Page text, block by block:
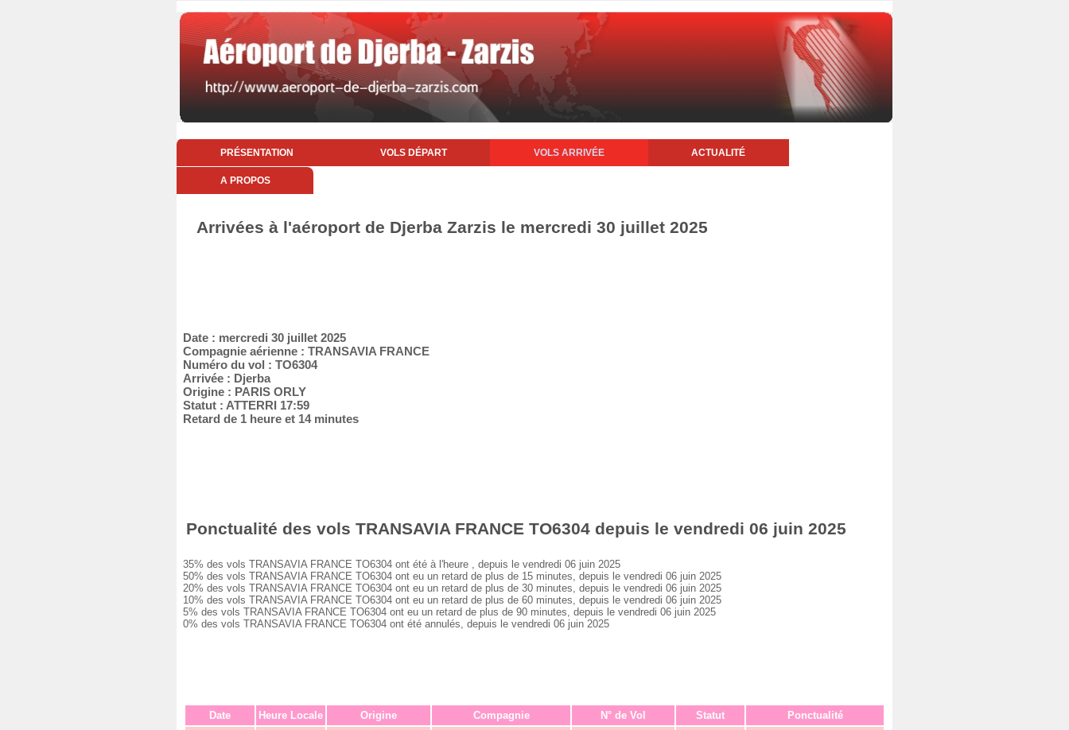
PRÉSENTATION VOLS DÉPART VOLS ARRIVÉE ACTUALITÉ
A PROPOS
Arrivées à l'aéroport de Djerba Zarzis le mercredi 30 juillet 2025
Date : mercredi 30 juillet 2025
Compagnie aérienne : TRANSAVIA FRANCE
Numéro du vol : TO6304
Arrivée : Djerba
Origine : PARIS ORLY
Statut : ATTERRI 17:59
Retard de 1 heure et 14 minutes
Ponctualité des vols TRANSAVIA FRANCE TO6304 depuis le vendredi 06 juin 2025
35% des vols TRANSAVIA FRANCE TO6304 ont été à l'heure , depuis le vendredi 06 juin 2025
50% des vols TRANSAVIA FRANCE TO6304 ont eu un retard de plus de 15 minutes, depuis le vendredi 06 juin 2025
20% des vols TRANSAVIA FRANCE TO6304 ont eu un retard de plus de 30 minutes, depuis le vendredi 06 juin 2025
10% des vols TRANSAVIA FRANCE TO6304 ont eu un retard de plus de 60 minutes, depuis le vendredi 06 juin 2025
5% des vols TRANSAVIA FRANCE TO6304 ont eu un retard de plus de 90 minutes, depuis le vendredi 06 juin 2025
0% des vols TRANSAVIA FRANCE TO6304 ont été annulés, depuis le vendredi 06 juin 2025
Date Heure Locale Origine Compagnie N° de Vol Statut Ponctualité